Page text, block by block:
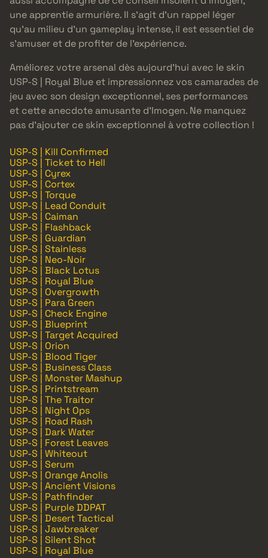
une apprentie armurière. Il s’agit d’un rappel léger
qu’au milieu d’un gameplay intense, il est essentiel de
s’amuser et de profiter de l’expérience.
Améliorez votre arsenal dès aujourd’hui avec le skin
USP-S | Royal Blue et impressionnez vos camarades de
jeu avec son design exceptionnel, ses performances
et cette anecdote amusante d’Imogen. Ne manquez
pas d’ajouter ce skin exceptionnel à votre collection !
USP-S | Kill Confirmed
USP-S | Ticket to Hell
USP-S | Cyrex
USP-S | Cortex
USP-S | Torque
USP-S | Lead Conduit
USP-S | Caiman
USP-S | Flashback
USP-S | Guardian
USP-S | Stainless
USP-S | Neo-Noir
USP-S | Black Lotus
USP-S | Royal Blue
USP-S | Overgrowth
USP-S | Para Green
USP-S | Check Engine
USP-S | Blueprint
USP-S | Target Acquired
USP-S | Orion
USP-S | Blood Tiger
USP-S | Business Class
USP-S | Monster Mashup
USP-S | Printstream
USP-S | The Traitor
USP-S | Night Ops
USP-S | Road Rash
USP-S | Dark Water
USP-S | Forest Leaves
USP-S | Whiteout
USP-S | Serum
USP-S | Orange Anolis
USP-S | Ancient Visions
USP-S | Pathfinder
USP-S | Purple DDPAT
USP-S | Desert Tactical
USP-S | Jawbreaker
USP-S | Silent Shot
USP-S | Royal Blue